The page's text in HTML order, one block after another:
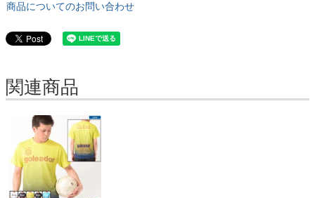
商品についてのお問い合わせ
関連商品